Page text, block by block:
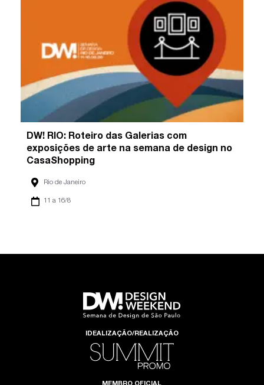
DW! RIO: Roteiro das Galerias com
exposições de arte na semana de design no
CasaShopping
Rio de Janeiro
11 a 16/8
IDEALIZAÇÃO/REALIZAÇÃO